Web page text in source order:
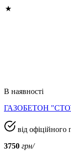
В наявності
ГАЗОБЕТОН
від офіційного
3750 грн/